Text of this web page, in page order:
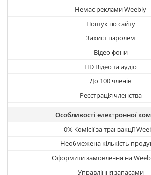
Немає реклами Weebly
Пошук по сайту
Захист паролем
Відео фони
HD Відео та аудіо
До 100 членів
Реєстрація членства
Особливості електронної
0% Комісії за транзакції
Необмежена кількість
Оформити замовлення на
Управління запасами